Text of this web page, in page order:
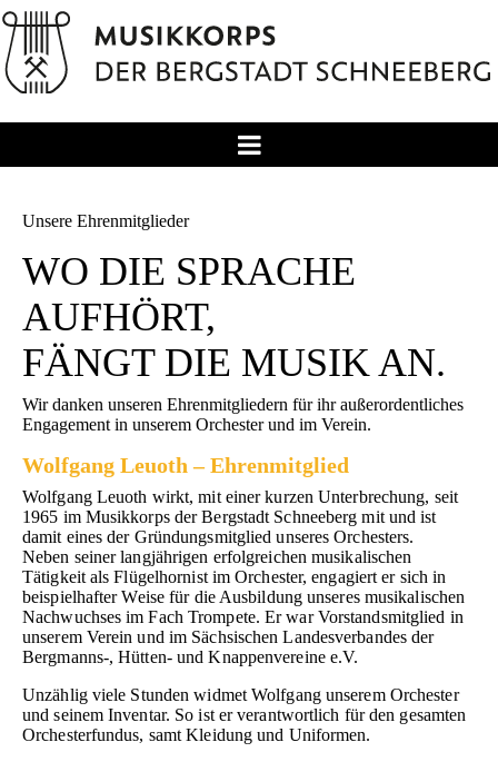
Unsere Ehrenmitglieder
WO DIE SPRACHE
AUFHÖRT,
FÄNGT DIE MUSIK AN.
Wir danken unseren Ehrenmitgliedern für ihr außerordentliches
Engagement in unserem Orchester und im Verein.
Wolfgang Leuoth – Ehrenmitglied
Wolfgang Leuoth wirkt, mit einer kurzen Unterbrechung, seit
1965 im Musikkorps der Bergstadt Schneeberg mit und ist
damit eines der Gründungsmitglied unseres Orchesters.
Neben seiner langjährigen erfolgreichen musikalischen
Tätigkeit als Flügelhornist im Orchester, engagiert er sich in
beispielhafter Weise für die Ausbildung unseres musikalischen
Nachwuchses im Fach Trompete. Er war Vorstandsmitglied in
unserem Verein und im Sächsischen Landesverbandes der
Bergmanns-, Hütten- und Knappenvereine e.V.
Unzählig viele Stunden widmet Wolfgang unserem Orchester
und seinem Inventar. So ist er verantwortlich für den gesamten
Orchesterfundus, samt Kleidung und Uniformen.